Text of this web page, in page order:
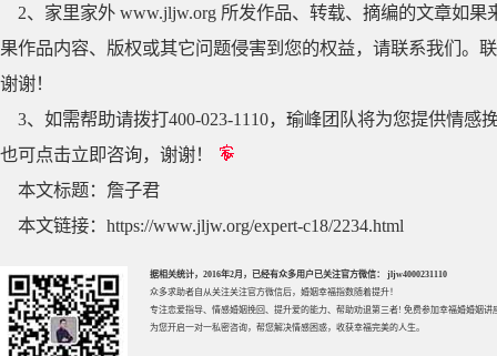
2、家里家外 www.jljw.org 所发作品、转载、摘编的文章如
果作品内容、版权或其它问题侵害到您的权益，请联系我们。
谢谢！
3、如需帮助请拨打400-023-1110，瑜峰团队将为您提供情
也可点击立即咨询，谢谢！
本文标题： 詹子君
本文链接： https://www.jljw.org/expert-c18/2234.html
据相关统计，2016年2月，已经有众多用户已关注官方微信： jljw4000231110
众多求助者自从关注关注官方微信后，婚姻幸福指数随着提升！
专注恋爱指导 情感婚姻挽回 、提升爱的能力 、帮助劝退第三者! 免费参加幸福婚婚姻讲
为您开启一对一私密咨询，帮您解决情感困惑，收获幸福完美的人生。